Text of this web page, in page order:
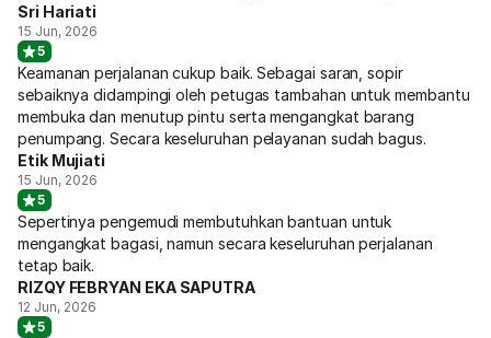
Sri Hariati
15 Jun, 2026
5
Keamanan perjalanan cukup baik. Sebagai saran, sopir
sebaiknya didampingi oleh petugas tambahan untuk membantu
membuka dan menutup pintu serta mengangkat barang
penumpang. Secara keseluruhan pelayanan sudah bagus.
Etik Mujiati
15 Jun, 2026
5
Sepertinya pengemudi membutuhkan bantuan untuk
mengangkat bagasi, namun secara keseluruhan perjalanan
tetap baik.
RIZQY FEBRYAN EKA SAPUTRA
12 Jun, 2026
5